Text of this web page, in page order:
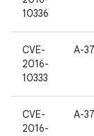
10336
CVE-
2016-
10333
A-
CVE-
2016-
A-